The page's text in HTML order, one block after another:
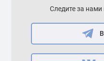
Следите за